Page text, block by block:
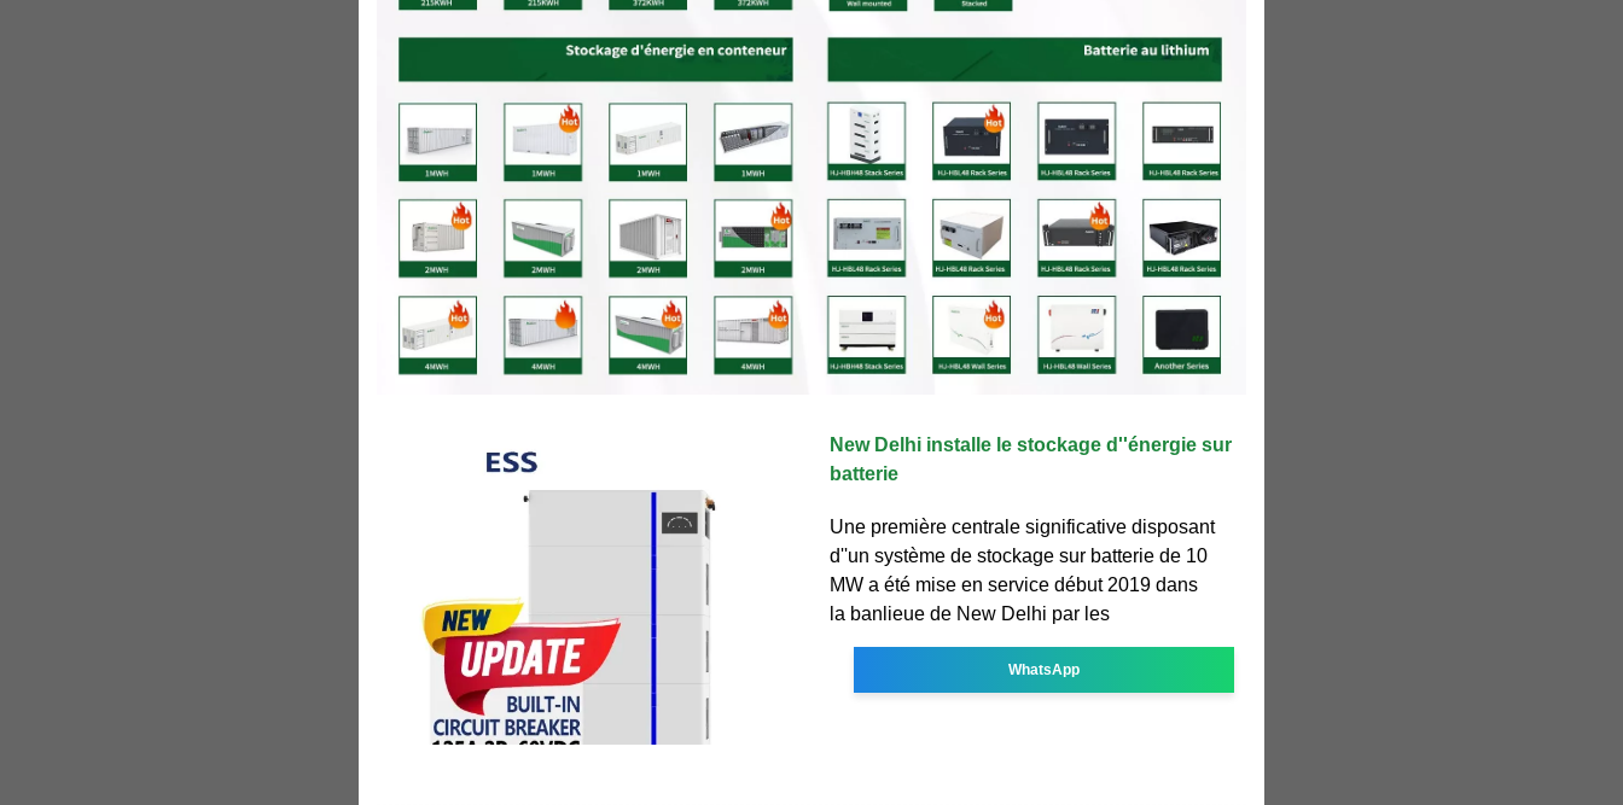
New Delhi installe le stockage d''énergie sur
batterie
Une première centrale significative disposant
d''un système de stockage sur batterie de 10
MW a été mise en service début 2019 dans
la banlieue de New Delhi par les
WhatsApp